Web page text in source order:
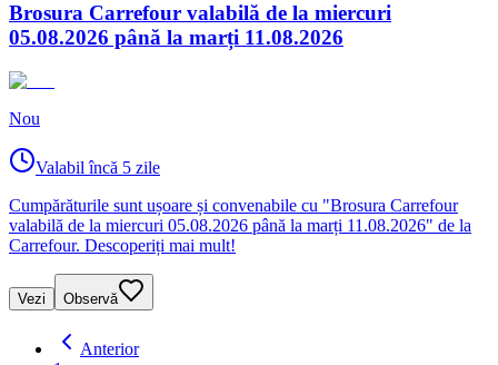
Brosura Carrefour valabilă de la miercuri
05.08.2026 până la marți 11.08.2026
Nou
Valabil încă 5 zile
Cumpărăturile sunt ușoare și convenabile cu "Brosura Carrefour
valabilă de la miercuri 05.08.2026 până la marți 11.08.2026" de la
Carrefour. Descoperiți mai mult!
Vezi Observă
Anterior